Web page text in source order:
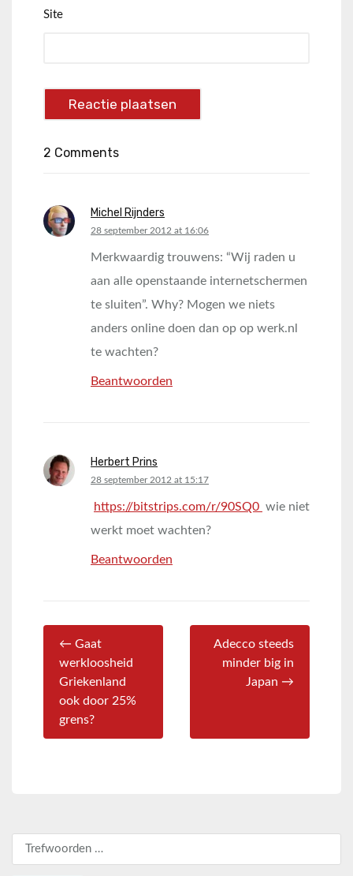
Site
2 Comments
Michel Rijnders
says:
28 september 2012 at 16:06
Merkwaardig trouwens: “Wij raden u
aan alle openstaande internetschermen
te sluiten”. Why? Mogen we niets
anders online doen dan op op werk.nl
te wachten?
Beantwoorden
Herbert Prins
says:
28 september 2012 at 15:17
https://bitstrips.com/r/90SQ0 wie niet
werkt moet wachten?
Beantwoorden
← Gaat
werkloosheid
Griekenland
ook door 25%
grens?
Adecco steeds
minder big in
Japan →